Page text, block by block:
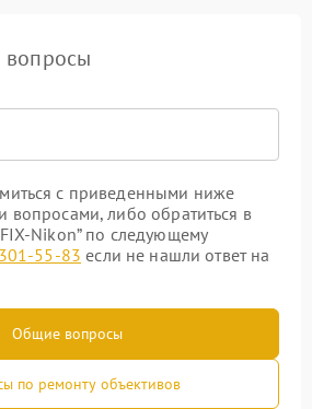
вопросы
с приведенными ниже
вопросами, либо обратиться в
Nikon” по следующему
55-83 если не нашли ответ на
Общие вопросы
по ремонту объективов